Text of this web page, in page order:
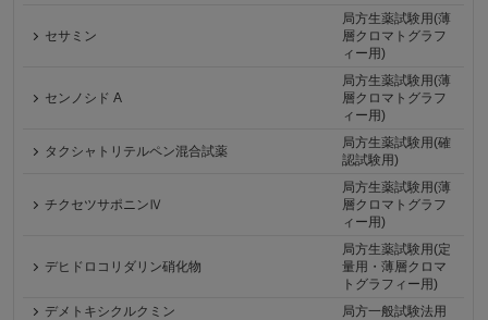
セサミン
局方生薬試験用(薄
層クロマトグラフ
ィー用)
センノシド A
局方生薬試験用(薄
層クロマトグラフ
ィー用)
タクシャトリテルペン混合試薬
局方生薬試験用(確
認試験用)
チクセツサポニンⅣ
局方生薬試験用(薄
層クロマトグラフ
ィー用)
デヒドロコリダリン硝化物
局方生薬試験用(定
量用・薄層クロマ
トグラフィー用)
デメトキシクルクミン
局方一般試験法用